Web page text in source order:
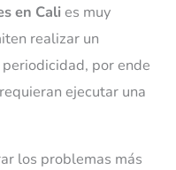
en Calies muy
realizar un
periodicidad, por ende
ejecutar una
los problemas más